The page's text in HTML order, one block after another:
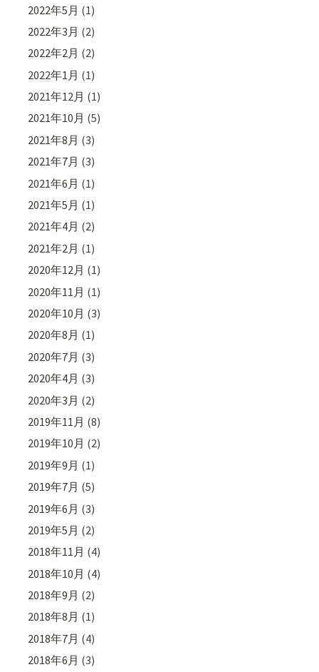
2022年5月 (1)
2022年3月 (2)
2022年2月 (2)
2022年1月 (1)
2021年12月 (1)
2021年10月 (5)
2021年8月 (3)
2021年7月 (3)
2021年6月 (1)
2021年5月 (1)
2021年4月 (2)
2021年2月 (1)
2020年12月 (1)
2020年11月 (1)
2020年10月 (3)
2020年8月 (1)
2020年7月 (3)
2020年4月 (3)
2020年3月 (2)
2019年11月 (8)
2019年10月 (2)
2019年9月 (1)
2019年7月 (5)
2019年6月 (3)
2019年5月 (2)
2018年11月 (4)
2018年10月 (4)
2018年9月 (2)
2018年8月 (1)
2018年7月 (4)
2018年6月 (3)